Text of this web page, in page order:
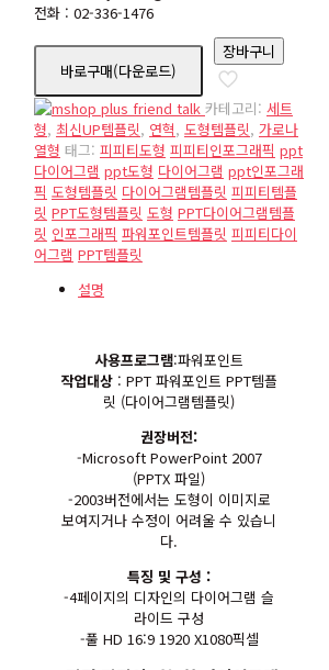
전화 : 02-336-1476
바로구매(다운로드)
장바구니
카테고리: 세트
형, 최신UP템플릿, 연혁, 도형템플릿, 가로나
열형 태그: 피피티도형 피피티인포그래픽 ppt
다이어그램 ppt도형 다이어그램 ppt인포그래
픽 도형템플릿 다이어그램템플릿 피피티템플
릿 PPT도형템플릿 도형 PPT다이어그램템플
릿 인포그래픽 파워포인트템플릿 피피티다이
어그램 PPT템플릿
설명
사용프로그램:파워포인트
작업대상 : PPT 파워포인트 PPT템플
릿 (다이어그램템플릿)
권장버전:
-Microsoft PowerPoint 2007
(PPTX 파일)
-2003버전에서는 도형이 이미지로
보여지거나 수정이 어려울 수 있습니
다.
특징 및 구성 :
-4페이지의 디자인의 다이어그램 슬
라이드 구성
-풀 HD 16:9 1920 X1080픽셀